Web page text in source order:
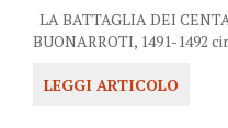
LA BATTAGLIA DEI
BUONARROTI, 1491-1492
LEGGI ARTICOLO